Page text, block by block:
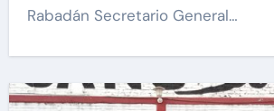
Rabadán Secretario General…